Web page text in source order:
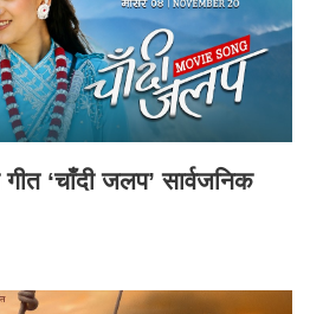
गीत ‘चाँदी जलप’ सार्वजनिक